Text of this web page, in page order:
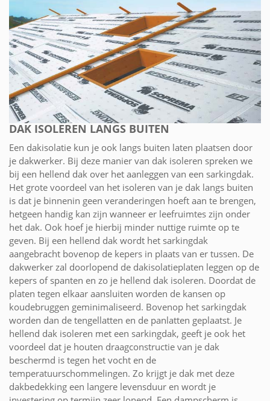
DAK ISOLEREN LANGS BUITEN
Een dakisolatie kun je ook langs buiten laten plaatsen door
je dakwerker. Bij deze manier van dak isoleren spreken we
bij een hellend dak over het aanleggen van een sarkingdak.
Het grote voordeel van het isoleren van je dak langs buiten
is dat je binnenin geen veranderingen hoeft aan te brengen,
hetgeen handig kan zijn wanneer er leefruimtes zijn onder
het dak. Ook hoef je hierbij minder nuttige ruimte op te
geven. Bij een hellend dak wordt het sarkingdak
aangebracht bovenop de kepers in plaats van er tussen. De
dakwerker zal doorlopend de dakisolatieplaten leggen op de
kepers of spanten en zo je hellend dak isoleren. Doordat de
platen tegen elkaar aansluiten worden de kansen op
koudebruggen geminimaliseerd. Bovenop het sarkingdak
worden dan de tengellatten en de panlatten geplaatst. Je
hellend dak isoleren met een sarkingdak, geeft je ook het
voordeel dat je houten draagconstructie van je dak
beschermd is tegen het vocht en de
temperatuurschommelingen. Zo krijgt je dak met deze
dakbedekking een langere levensduur en wordt je